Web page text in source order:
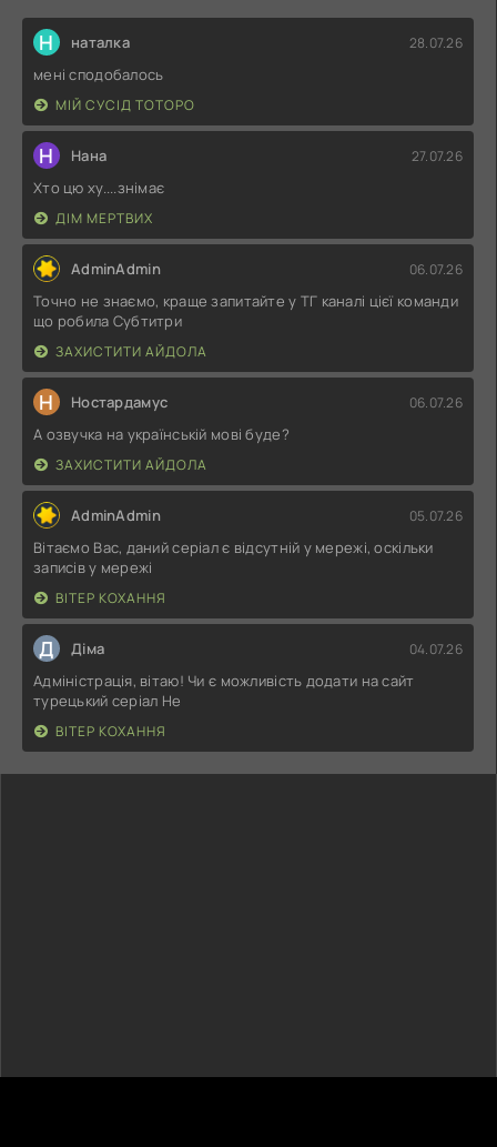
Н наталка 28.07.26
мені сподобалось
МІЙ СУСІД ТОТОРО
Н Нана 27.07.26
Хто цю ху....знімає
ДІМ МЕРТВИХ
AdminAdmin 06.07.26
Точно не знаємо, краще запитайте у ТГ каналі цієї команди
що робила Субтитри
ЗАХИСТИТИ АЙДОЛА
Н Ностардамус 06.07.26
А озвучка на українській мові буде?
ЗАХИСТИТИ АЙДОЛА
AdminAdmin 05.07.26
Вітаємо Вас, даний серіал є відсутній у мережі, оскільки
записів у мережі
ВІТЕР КОХАННЯ
Д Діма 04.07.26
Адміністрація, вітаю! Чи є можливість додати на сайт
турецький серіал Не
ВІТЕР КОХАННЯ